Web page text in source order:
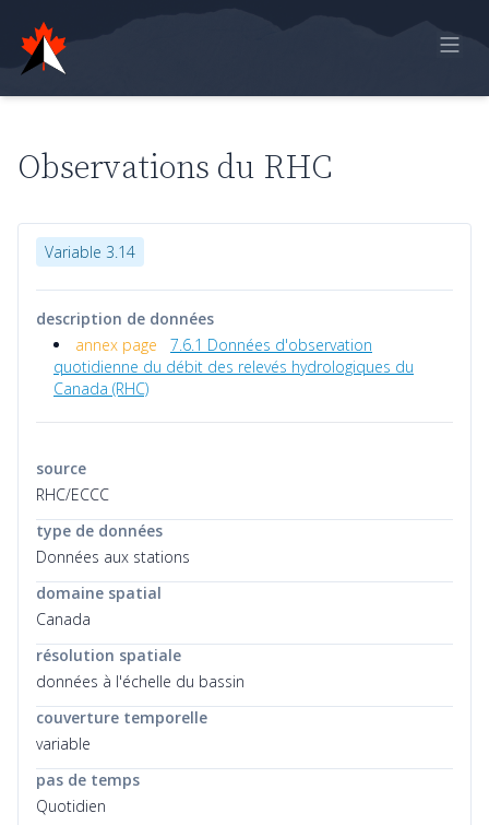
Rapport en ligne
Données de modèle
Rétroaction
Sign in
Observations du RHC
Variable 3.14
description de données
annex page
7.6.1 Données d'observation
quotidienne du débit des relevés hydrologiques du
Canada (RHC)
source
RHC/ECCC
type de données
Données aux stations
domaine spatial
Canada
résolution spatiale
données à l'échelle du bassin
couverture temporelle
variable
pas de temps
Quotidien